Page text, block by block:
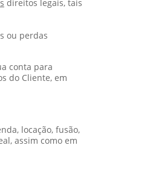
direitos legais, tais
ou perdas
conta para
do Cliente, em
locação, fusão,
assim como em